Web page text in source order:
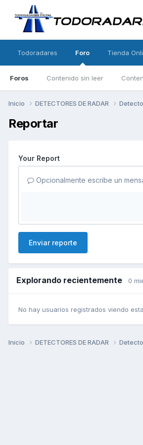
Todoradares Foro
Foros Contenido sin leer
Tienda
Inicio DETECTORES DE RADAR
Reportar
Your Report
Opcionalmente escribe un
Enviar reporte
Explorando recientemente 0
No hay usuarios registrados viendo
Inicio DETECTORES DE RADAR